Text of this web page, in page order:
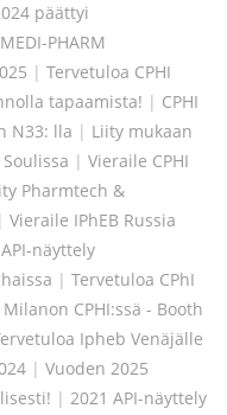
päättyi
PHARM
| Tervetuloa CPHI
tapaamista! | CPHI
N33: lla | Liity mukaan
| Vieraile CPHI
Pharmtech &
Vieraile IPhEB Russia
näyttely
| Tervetuloa CPhI
CPHI:ssä - Booth
Ipheb Venäjälle
| Vuoden 2025
| 2021 API-näyttely